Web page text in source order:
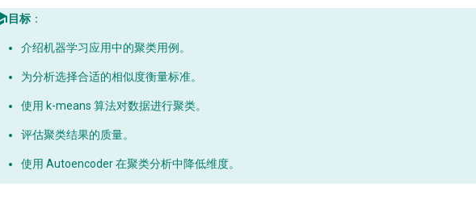
目标 ：
介绍机器学习应用中的聚类用例。
为分析选择合适的相似度衡量标准。
使用 k-means 算法对数据进行聚类。
评估聚类结果的质量。
使用 Autoencoder 在聚类分析中降低维度。